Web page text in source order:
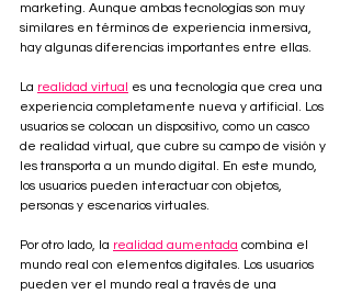
marketing. Aunque ambas tecnologías son muy
similares en términos de experiencia inmersiva,
hay algunas diferencias importantes entre ellas.
La realidad virtual
es una tecnología que crea una
experiencia completamente nueva y artificial. Los
usuarios se colocan un dispositivo, como un casco
de realidad virtual, que cubre su campo de visión y
les transporta a un mundo digital. En este mundo,
los usuarios pueden interactuar con objetos,
personas y escenarios virtuales.
Por otro lado, la realidad aumentada combina el
mundo real con elementos digitales. Los usuarios
pueden ver el mundo real a través de una